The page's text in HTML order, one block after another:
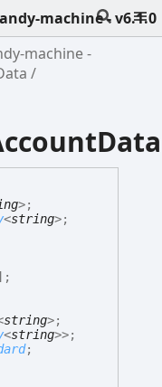
machine - v6.1.0
machine -
>;
<string>;
;
string>;
<string>>;
;